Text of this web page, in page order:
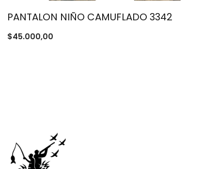
PANTALON NIÑO CAMUFLADO 3342
$45.000,00